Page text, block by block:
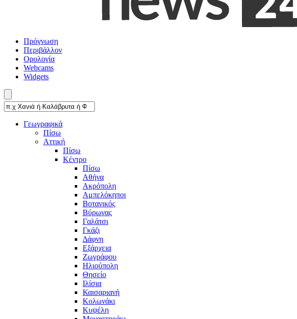
Πρόγνωση
Περιβάλλον
Ορολογία
Webcams
Widgets
Γεωγραφικά
Πίσω
Αττική
Πίσω
Κέντρο
Πίσω
Αθήνα
Ακρόπολη
Αμπελόκηποι
Βοτανικός
Βύρωνας
Γαλάτσι
Γκάζι
Δάφνη
Εξάρχεια
Ζωγράφου
Ηλιούπολη
Θησείο
Ιλίσια
Καισαριανή
Κολωνάκι
Κυψέλη